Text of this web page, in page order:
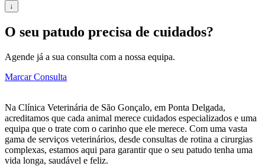
↓
O seu patudo precisa de cuidados?
Agende já a sua consulta com a nossa equipa.
Marcar Consulta
Na Clínica Veterinária de São Gonçalo, em Ponta Delgada,
acreditamos que cada animal merece cuidados especializados e uma
equipa que o trate com o carinho que ele merece. Com uma vasta
gama de serviços veterinários, desde consultas de rotina a cirurgias
complexas, estamos aqui para garantir que o seu patudo tenha uma
vida longa, saudável e feliz.